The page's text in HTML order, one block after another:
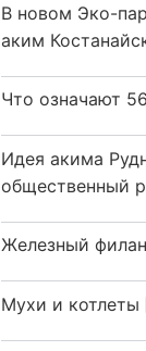
В новом Эко-
аким
Что означают
Идея акима
общественный
Железный
Мухи и котлеты